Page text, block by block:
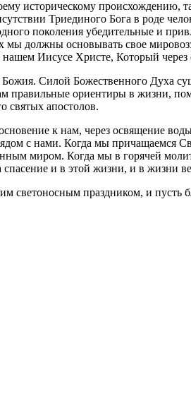
историческому происхождению,
Триединого Бога в роде
поколения убедительные и
мы должны основывать свое
Иисусе Христе, Который
Силой Божественного Духа
правильные ориентиры в жизни,
святых апостолов.
к нам, через освящение
с нами. Когда мы
миром. Когда мы в горячей
и в этой жизни, и в жизни
светоносным праздником, и